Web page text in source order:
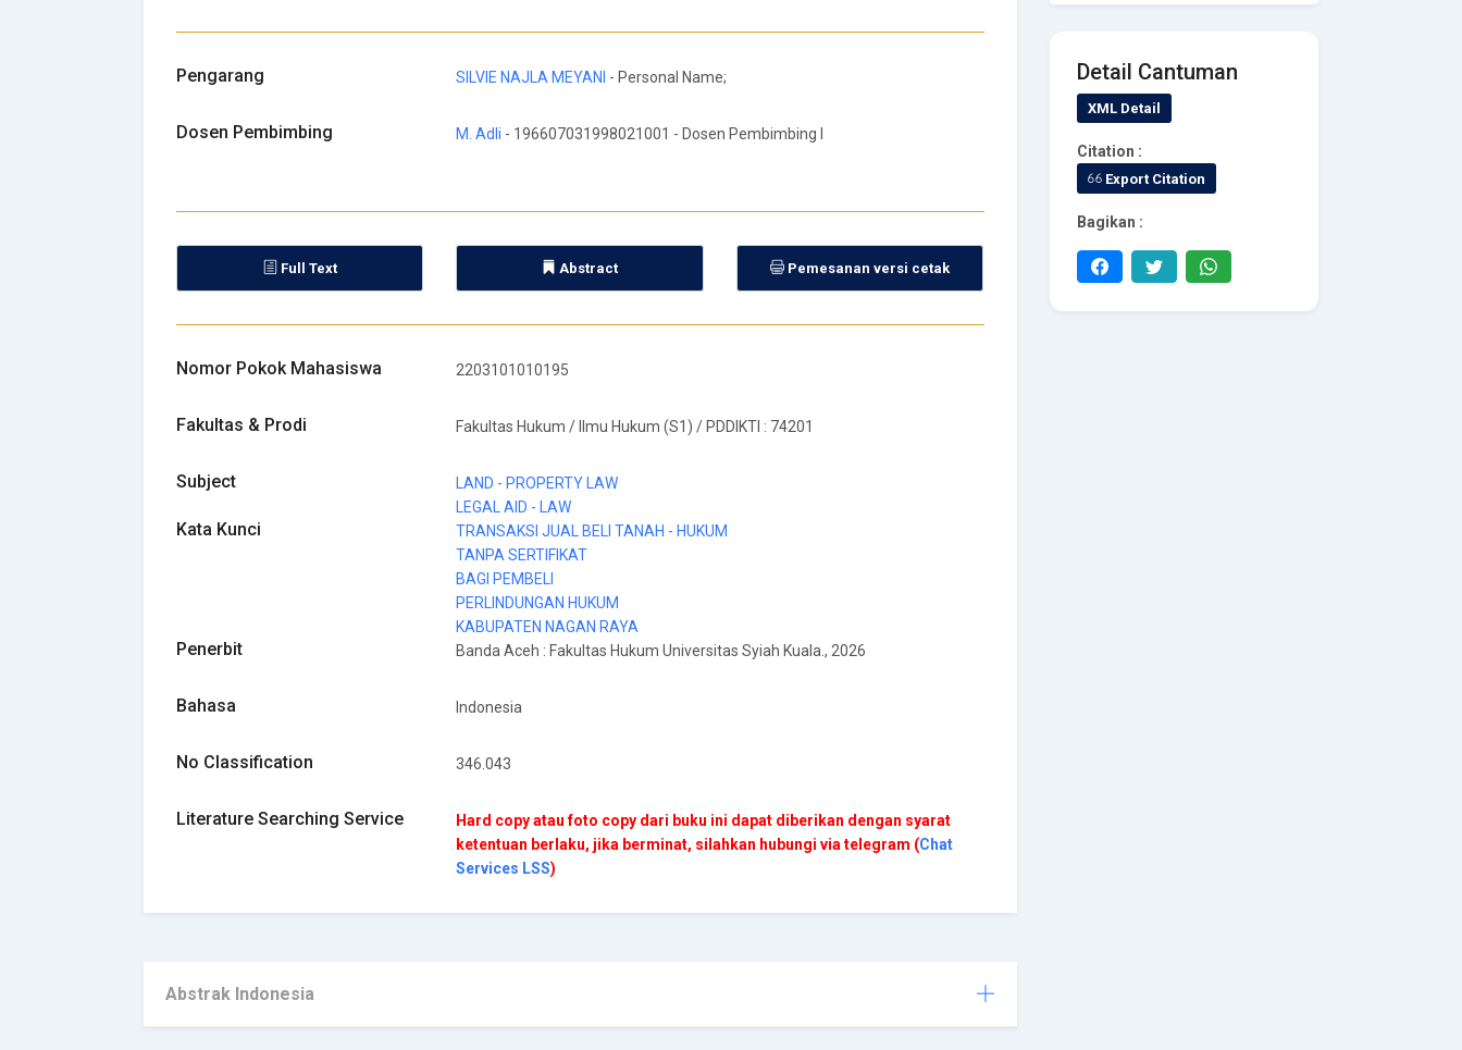
Pengarang SILVIE NAJLA MEYANI - Personal Name;
Dosen Pembimbing M. Adli - 196607031998021001 - Dosen Pembimbing I
Full Text Abstract Pemesanan versi cetak
Nomor Pokok Mahasiswa 2203101010195
Fakultas & Prodi Fakultas Hukum / Ilmu Hukum (S1) / PDDIKTI : 74201
Subject
LAND - PROPERTY LAW
LEGAL AID - LAW
Kata Kunci
TRANSAKSI JUAL BELI TANAH - HUKUM
TANPA SERTIFIKAT
BAGI PEMBELI
PERLINDUNGAN HUKUM
KABUPATEN NAGAN RAYA
Penerbit Banda Aceh : Fakultas Hukum Universitas Syiah Kuala ., 2026
Bahasa Indonesia
No Classification 346.043
Literature Searching Service
Hard copy atau foto copy dari buku ini dapat diberikan dengan syarat
ketentuan berlaku, jika berminat, silahkan hubungi via telegram (Chat
Services LSS)
Abstrak Indonesia
Detail Cantuman
XML Detail
Citation :
Export Citation
Bagikan :